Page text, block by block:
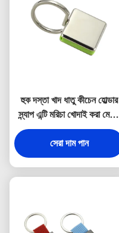
হুক দস্তা খাদ ধাতু কীচেন হোল্ডার
স্ন্যাপ এন্টি মরিচা খোদাই করা মেটাল
কীরিং
সেরা দাম পান